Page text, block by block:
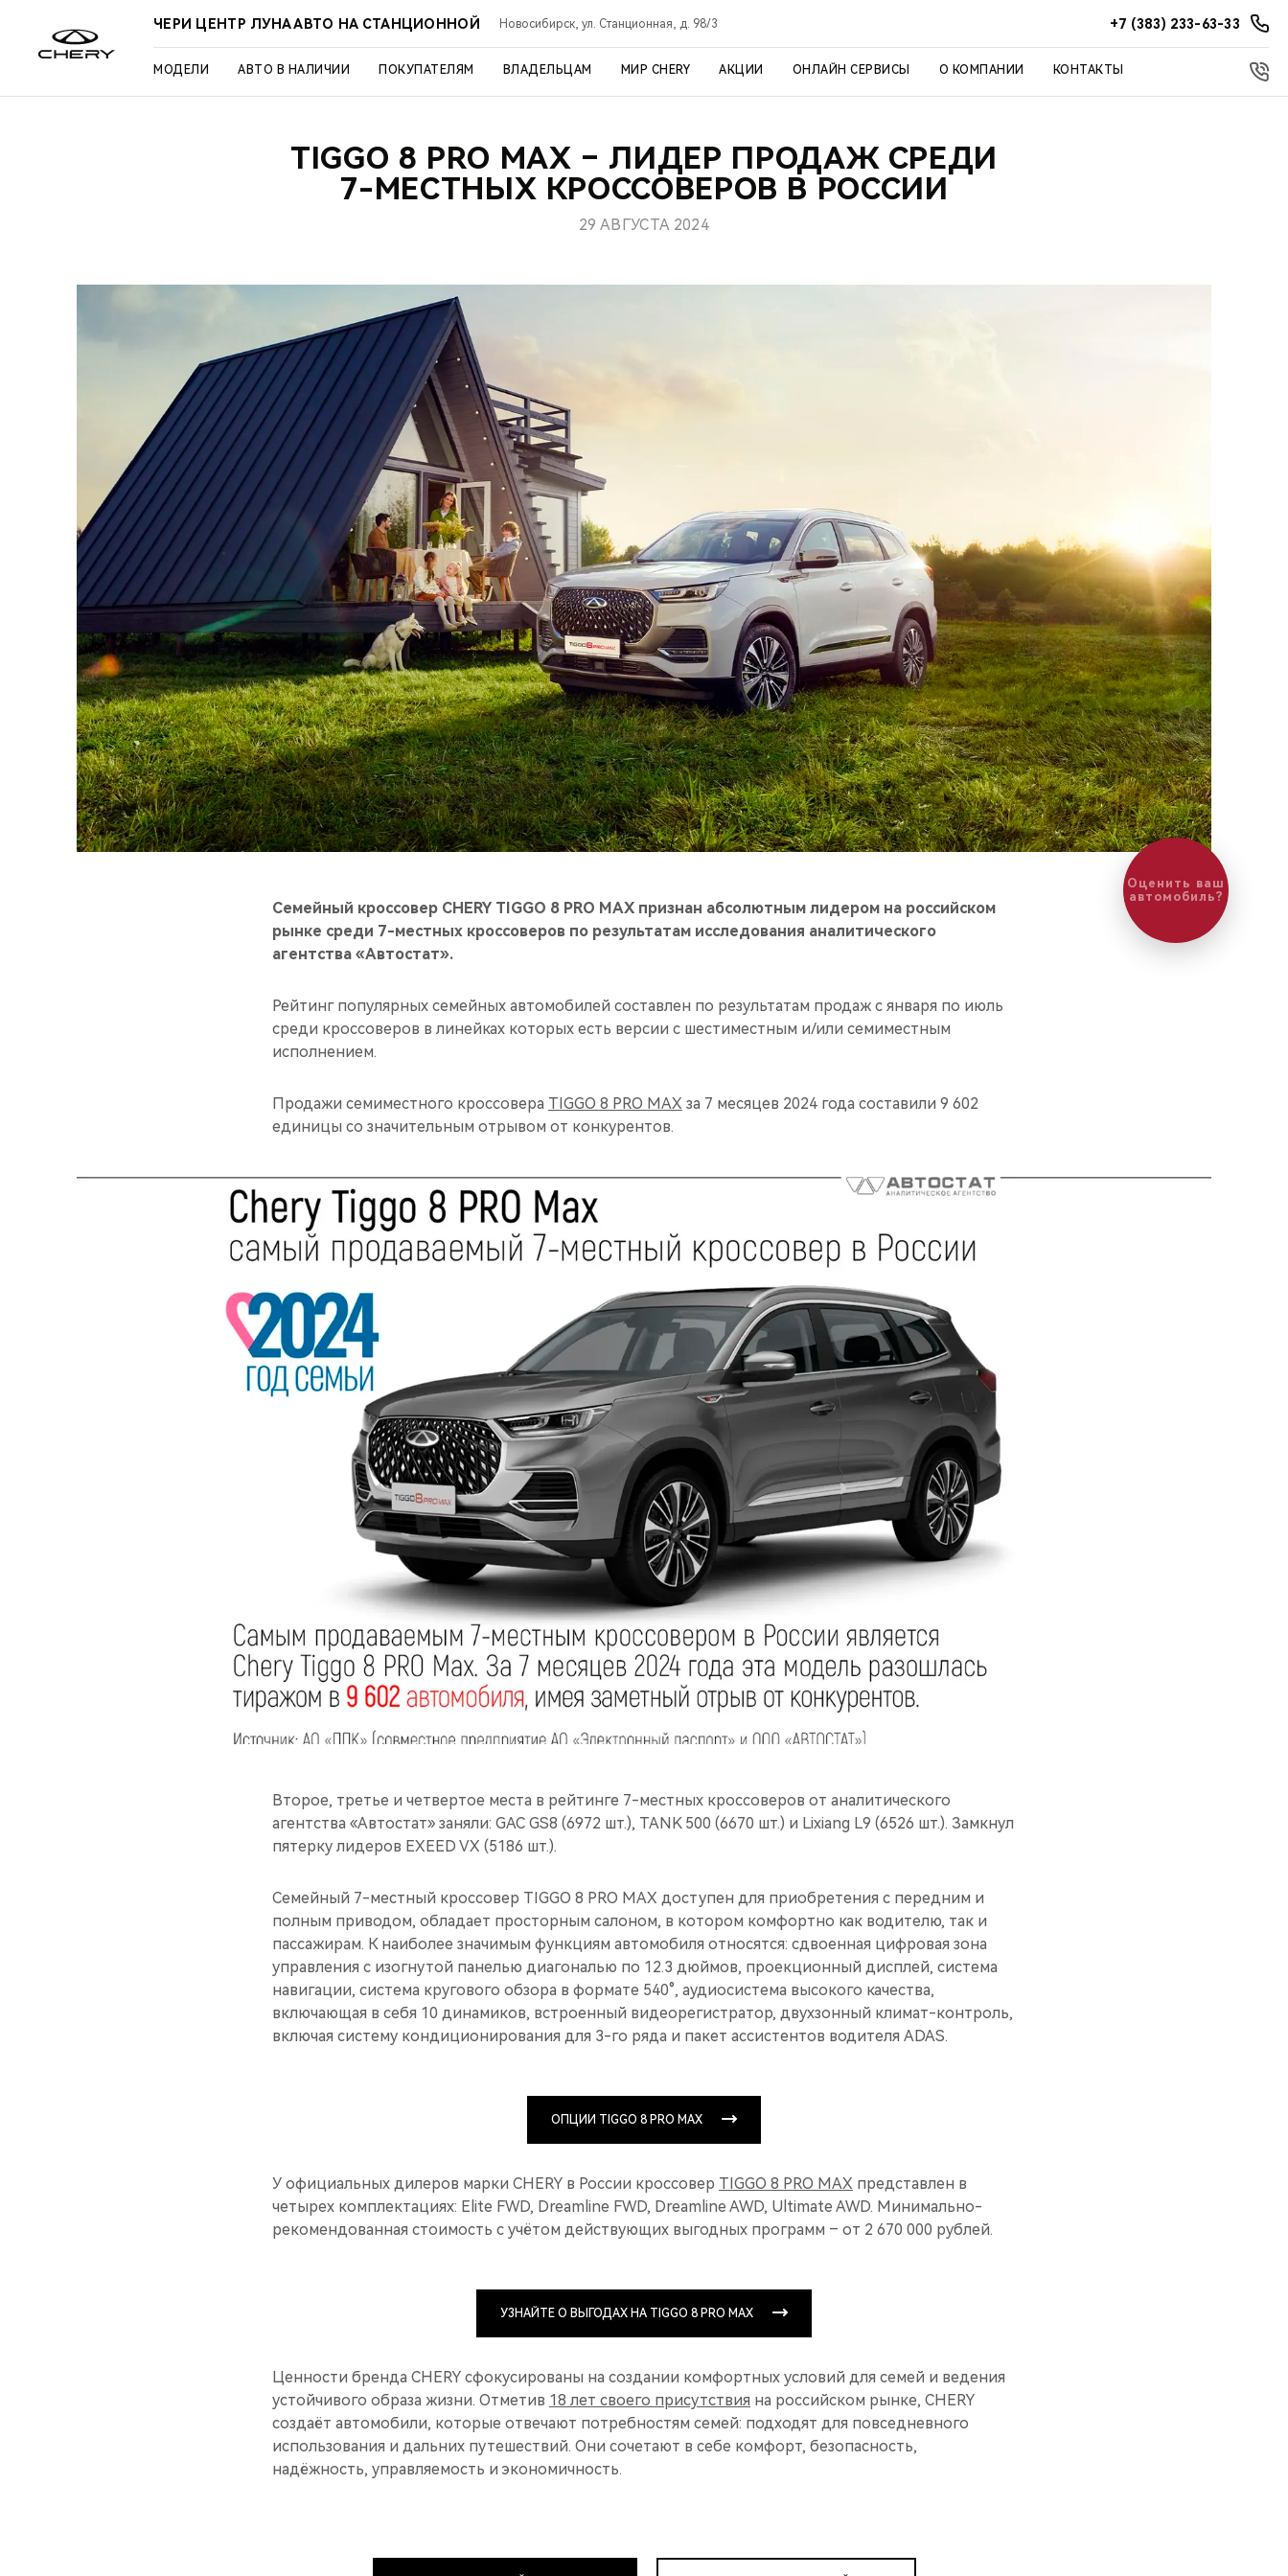
ЧЕРИ ЦЕНТР ЛУНА АВТО НА СТАНЦИОННОЙ Новосибирск, ул. Станционная, д. 98/3 +7 (383) 233-63-33
МОДЕЛИ АВТО В НАЛИЧИИ ПОКУПАТЕЛЯМ ВЛАДЕЛЬЦАМ МИР CHERY АКЦИИ ОНЛАЙН СЕРВИСЫ О КОМПАНИИ КОНТАКТЫ
TIGGO 8 PRO MAX – ЛИДЕР ПРОДАЖ СРЕДИ
7-МЕСТНЫХ КРОССОВЕРОВ В РОССИИ
29 АВГУСТА 2024
Семейный кроссовер CHERY TIGGO 8 PRO MAX признан абсолютным лидером на российском
рынке среди 7-местных кроссоверов по результатам исследования аналитического
агентства «Автостат».
Рейтинг популярных семейных автомобилей составлен по результатам продаж с января по июль
среди кроссоверов в линейках которых есть версии с шестиместным и/или семиместным
исполнением.
Продажи семиместного кроссовера TIGGO 8 PRO MAX за 7 месяцев 2024 года составили 9 602
единицы со значительным отрывом от конкурентов.
Второе, третье и четвертое места в рейтинге 7-местных кроссоверов от аналитического
агентства «Автостат» заняли: GAC GS8 (6972 шт.), TANK 500 (6670 шт.) и Lixiang L9 (6526 шт.). Замкнул
пятерку лидеров EXEED VX (5186 шт.).
Семейный 7-местный кроссовер TIGGO 8 PRO MAX доступен для приобретения с передним и
полным приводом, обладает просторным салоном, в котором комфортно как водителю, так и
пассажирам. К наиболее значимым функциям автомобиля относятся: сдвоенная цифровая зона
управления с изогнутой панелью диагональю по 12.3 дюймов, проекционный дисплей, система
навигации, система кругового обзора в формате 540°, аудиосистема высокого качества,
включающая в себя 10 динамиков, встроенный видеорегистратор, двухзонный климат-контроль,
включая систему кондиционирования для 3-го ряда и пакет ассистентов водителя ADAS.
ОПЦИИ TIGGO 8 PRO MAX
У официальных дилеров марки CHERY в России кроссовер TIGGO 8 PRO MAX представлен в
четырех комплектациях: Elite FWD, Dreamline FWD, Dreamline AWD, Ultimate AWD. Минимально-
рекомендованная стоимость с учётом действующих выгодных программ – от 2 670 000 рублей.
УЗНАЙТЕ О ВЫГОДАХ НА TIGGO 8 PRO MAX
Ценности бренда CHERY сфокусированы на создании комфортных условий для семей и ведения
устойчивого образа жизни. Отметив 18 лет своего присутствия на российском рынке, CHERY
создаёт автомобили, которые отвечают потребностям семей: подходят для повседневного
использования и дальних путешествий. Они сочетают в себе комфорт, безопасность,
надёжность, управляемость и экономичность.
Оценить ваш
автомобиль?